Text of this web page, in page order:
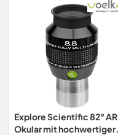
Explore Scientific 82° AR
Okular mit hochwertiger